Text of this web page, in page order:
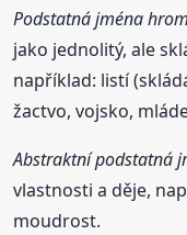
Podstatná jména
jako jednolitý, ale
například: listí
žactvo, vojsko,
Abstraktní podstatná
vlastnosti a děje,
moudrost.